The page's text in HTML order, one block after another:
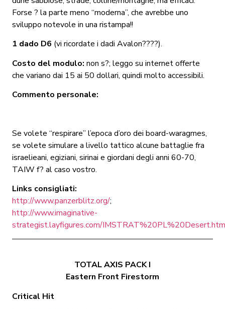
Forse ? la parte meno “moderna”, che avrebbe uno
sviluppo notevole in una ristampa!!
1 dado D6 (vi ricordate i dadi Avalon????).
Costo del modulo: non s?; leggo su internet offerte
che variano dai 15 ai 50 dollari, quindi molto accessibili.
Commento personale:
Se volete “respirare” l’epoca d’oro dei board-waragmes,
se volete simulare a livello tattico alcune battaglie fra
israelieani, egiziani, sirinai e giordani degli anni 60-70,
TAIW f? al caso vostro.
Links consigliati:
http://www.panzerblitz.org/;
http://www.imaginative-
strategist.layfigures.com/
TOTAL AXIS PACK I
Eastern Front Firestorm
Critical Hit